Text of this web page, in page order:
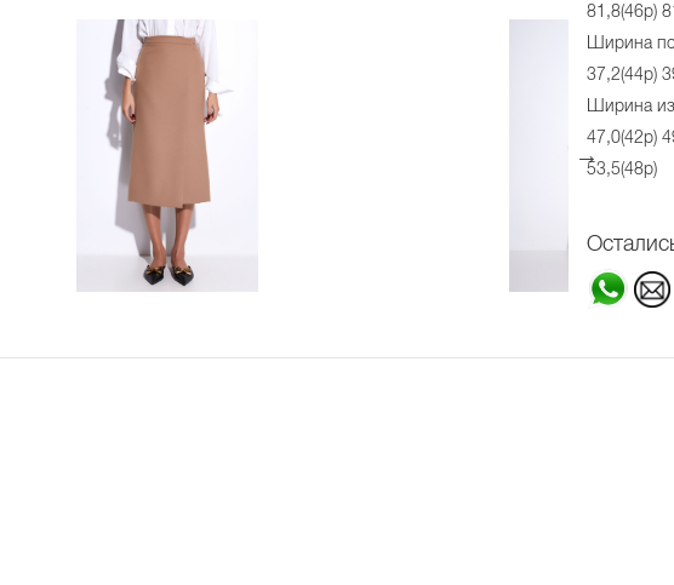
81,8(46р)
Ширина
37,2(44р)
Ширина
47,0(42р)
53,5(48р)